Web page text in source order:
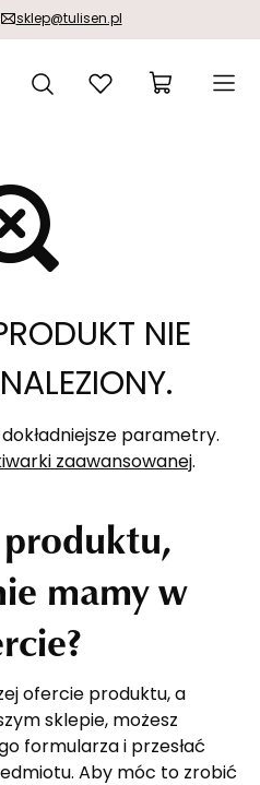
sklep@tulisen.pl
NIE
parametry.
zaawansowanej.
mamy w
ofercie produktu, a
sklepie, możesz
formularza i przesłać
Aby móc to zrobić